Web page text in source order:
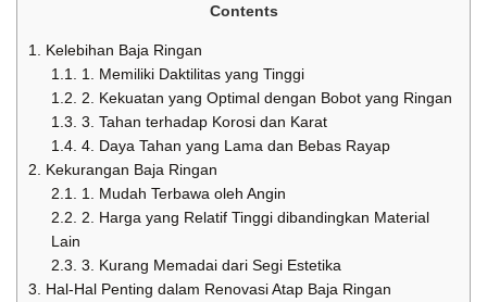
Contents
1.
Kelebihan Baja Ringan
1.1.
1. Memiliki Daktilitas yang Tinggi
1.2.
2. Kekuatan yang Optimal dengan Bobot yang Ringan
1.3. 3. Tahan terhadap Korosi dan Karat
1.4. 4. Daya Tahan yang Lama dan Bebas Rayap
2.
Kekurangan Baja Ringan
2.1.
1. Mudah Terbawa oleh Angin
2.2.
2. Harga yang Relatif Tinggi dibandingkan Material
Lain
2.3. 3. Kurang Memadai dari Segi Estetika
3.
Hal-Hal Penting dalam Renovasi Atap Baja Ringan